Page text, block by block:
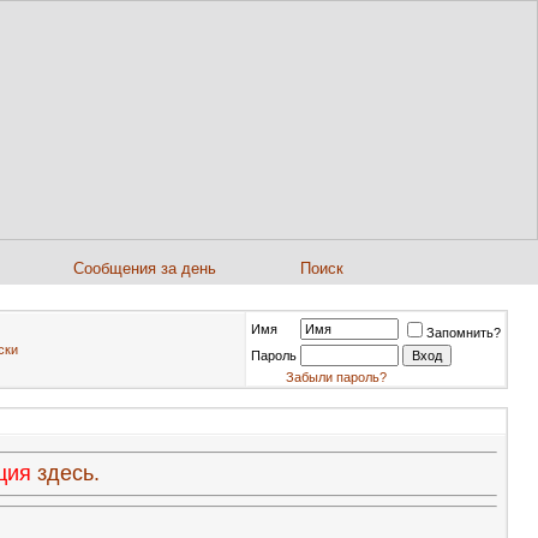
Сообщения за день Поиск
Имя
Запомнить?
Пароль
Забыли пароль?
здесь.